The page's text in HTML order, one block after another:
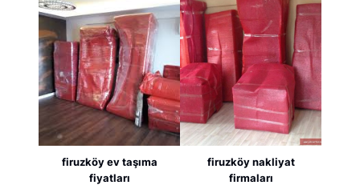
firuzköy ev taşıma
fiyatları
firuzköy nakliyat
firmaları